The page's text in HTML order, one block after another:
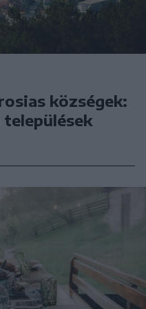
községek: